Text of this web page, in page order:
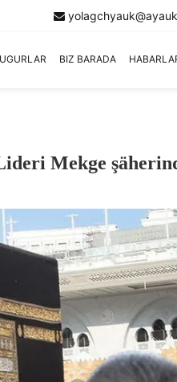
BIZ BARADA
Mekge